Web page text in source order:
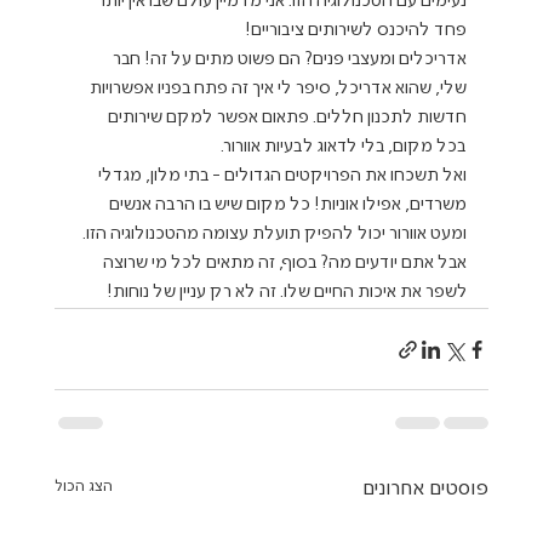
פחד להיכנס לשירותים ציבוריים!
אדריכלים ומעצבי פנים? הם פשוט מתים על זה! חבר
שלי, שהוא אדריכל, סיפר לי איך זה פתח בפניו אפשרויות
חדשות לתכנון חללים. פתאום אפשר למקם שירותים
בכל מקום, בלי לדאוג לבעיות אוורור.
ואל תשכחו את הפרויקטים הגדולים - בתי מלון, מגדלי
משרדים, אפילו אוניות! כל מקום שיש בו הרבה אנשים
ומעט אוורור יכול להפיק תועלת עצומה מהטכנולוגיה הזו.
אבל אתם יודעים מה? בסוף, זה מתאים לכל מי שרוצה
לשפר את איכות החיים שלו. זה לא רק עניין של נוחות!
פוסטים אחרונים הצג הכול